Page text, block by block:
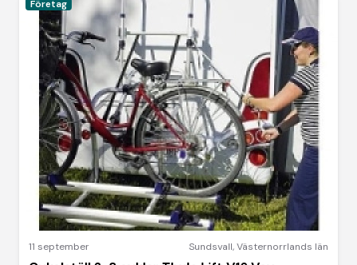
Företag
11 september Sundsvall,Västernorrlands län